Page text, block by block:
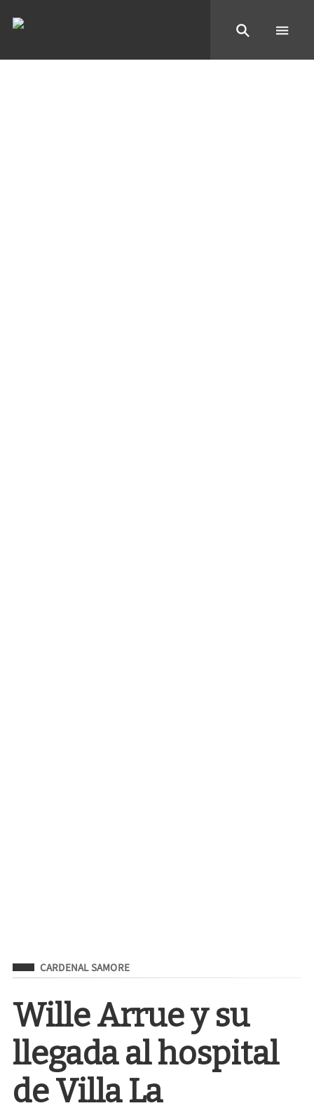
Filed Under
CARDENAL SAMORE
Wille Arrue y su
llegada al hospital
de Villa La